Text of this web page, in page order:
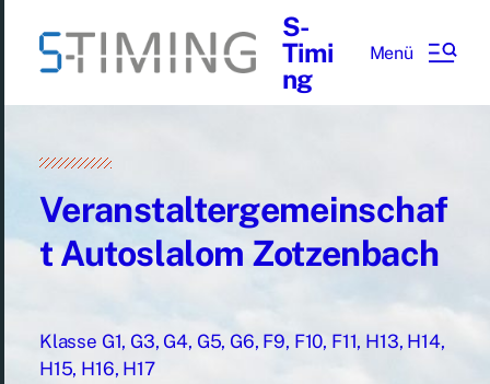
S-
Timi
ng
Menü
Veranstaltergemeinschaf
t Autoslalom Zotzenbach
Klasse G1, G3, G4, G5, G6, F9, F10, F11, H13, H14,
H15, H16, H17